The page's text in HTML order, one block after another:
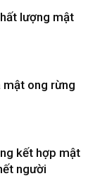
lượng mật
mật ong rừng
kết hợp mật
người